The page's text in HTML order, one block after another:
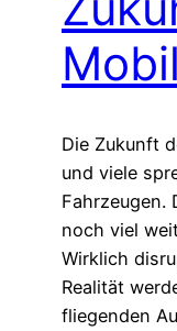
Die Zukunft
und viele
Fahrzeugen.
noch viel
Wirklich
Realität
fliegenden